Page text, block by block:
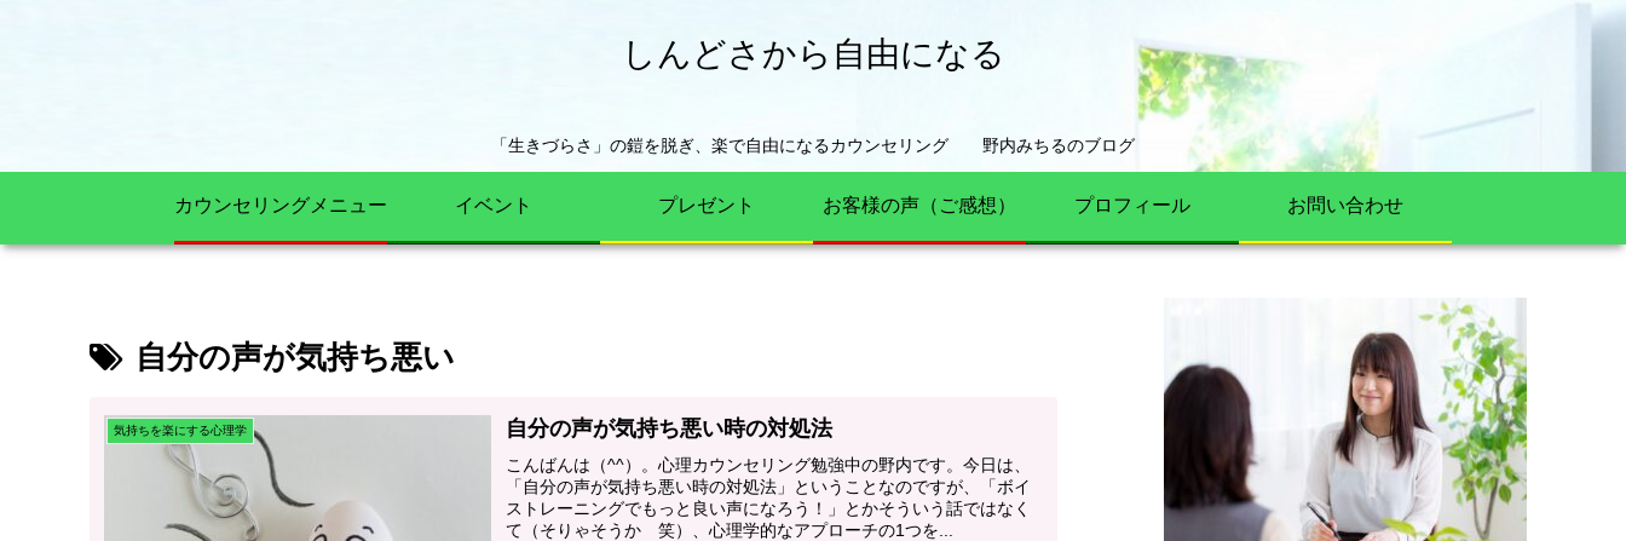
しんどさから自由になる
「生きづらさ」の鎧を脱ぎ、楽で自由になるカウンセリング 野内みちるのブログ
カウンセリングメニュー イベント プレゼント お客様の声（ご感想） プロフィール お問い合わせ
自分の声が気持ち悪い
気持ちを楽にする心理学 自分の声が気持ち悪い時の対処法
こんばんは（^^）。心理カウンセリング勉強中の野内です。今日は、
「自分の声が気持ち悪い時の対処法」ということなのですが、「ボイ
ストレーニングでもっと良い声になろう！」とかそういう話ではなく
て（そりゃそうか 笑）、心理学的なアプローチの1つを...